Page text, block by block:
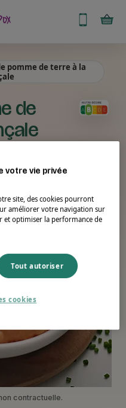
pomme de terre à la
de
contractuelle.
votre vie privée
site, des cookies pourront
améliorer votre navigation sur
et optimiser la performance de
Tout autoriser
cookies